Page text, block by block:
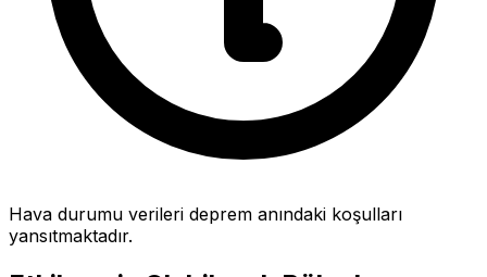
Hava durumu verileri deprem anındaki koşulları
yansıtmaktadır.